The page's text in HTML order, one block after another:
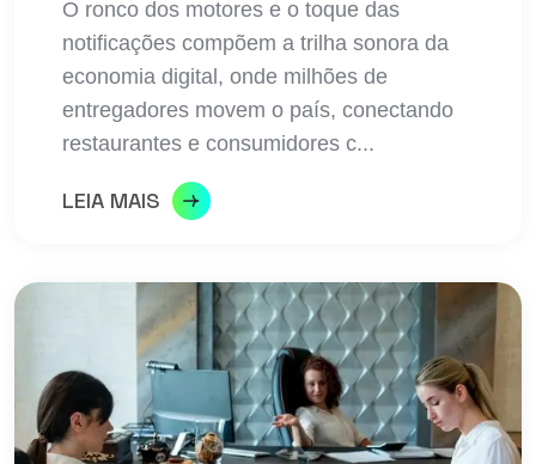
O ronco dos motores e o toque das
notificações compõem a trilha sonora da
economia digital, onde milhões de
entregadores movem o país, conectando
restaurantes e consumidores c...
LEIA MAIS